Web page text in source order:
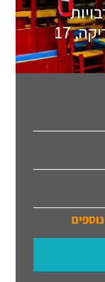
במדינות היפות של מרכז אמריקה, 17